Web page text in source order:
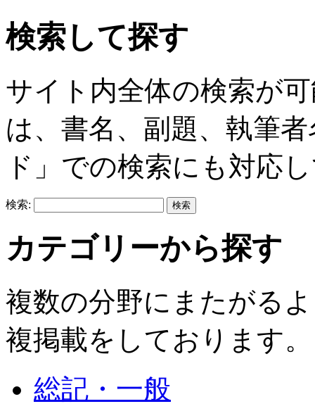
検索して探す
サイト内全体の検索が
は、書名、副題、執筆
ド」での検索にも対応
検索:
カテゴリーから探す
複数の分野にまたがる
複掲載をしております。
総記・一般